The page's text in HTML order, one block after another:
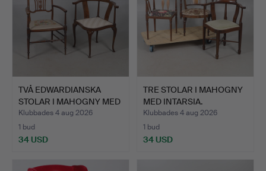
TVÅ EDWARDIANSKA
STOLAR I MAHOGNY MED
INTA…
Klubbades 4 aug 2026
1 bud
34 USD
TRE STOLAR I MAHOGNY
MED INTARSIA.
Klubbades 4 aug 2026
1 bud
34 USD